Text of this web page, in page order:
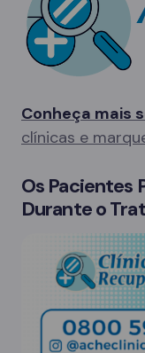
Conheça mais
clínicas e
Os Pacientes
Durante o